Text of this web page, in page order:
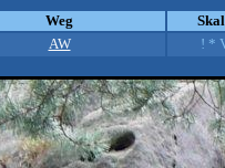
Weg
AW ! *